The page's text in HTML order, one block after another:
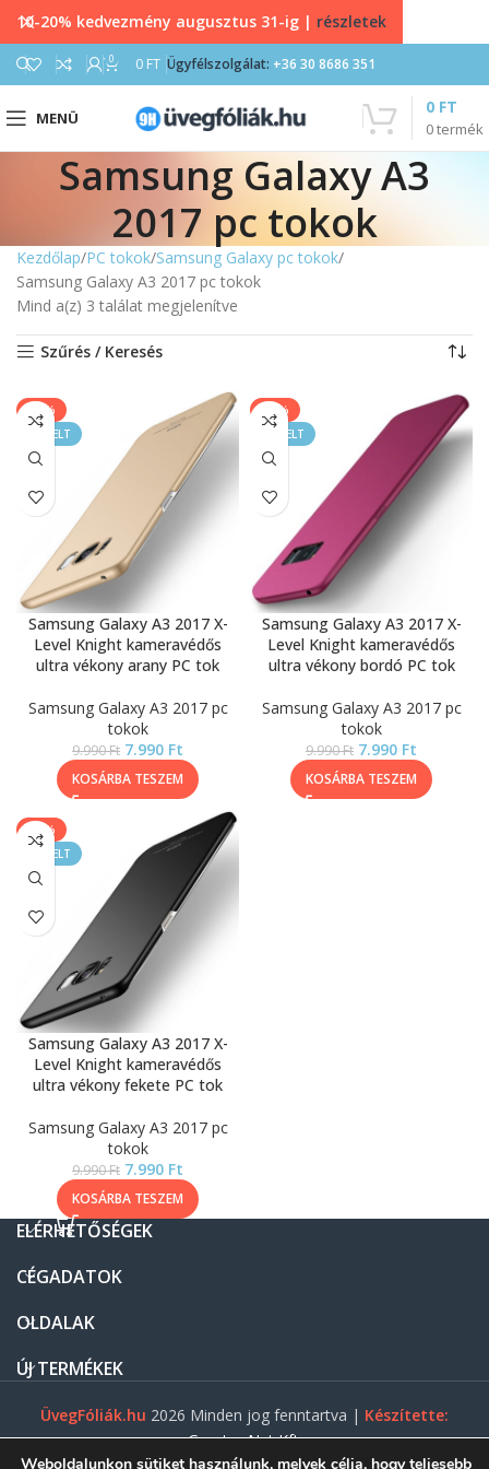
0 0 FT Ügyfélszolgálat: +36 30 8686 351
MENÜ
0termék
0 FT
Samsung Galaxy A3
2017 pc tokok
Kezdőlap PC tokok Samsung Galaxy pc tokok
Samsung Galaxy A3 2017 pc tokok
Mind a(z) 3 találat megjelenítve
Szűrés / Keresés
-20%
KIEMELT
Samsung Galaxy A3 2017 X-
Level Knight kameravédős
ultra vékony arany PC tok
Samsung Galaxy A3 2017 pc
tokok
9.990Ft 7.990 Ft
KOSÁRBA TESZEM
-20%
KIEMELT
Samsung Galaxy A3 2017 X-
Level Knight kameravédős
ultra vékony bordó PC tok
Samsung Galaxy A3 2017 pc
tokok
9.990Ft 7.990 Ft
KOSÁRBA TESZEM
-20%
KIEMELT
Samsung Galaxy A3 2017 X-
Level Knight kameravédős
ultra vékony fekete PC tok
Samsung Galaxy A3 2017 pc
tokok
9.990Ft 7.990 Ft
KOSÁRBA TESZEM
ELÉRHETŐSÉGEK
CÉGADATOK
OLDALAK
ÚJ TERMÉKEK
ÜvegFóliák.hu 2026 Minden jog fenntartva | Készítette:
Gasztro Net Kft.
10-20% kedvezmény augusztus 31-ig | részletek
Weboldalunkon sütiket használunk, melyek célja, hogy teljesebb